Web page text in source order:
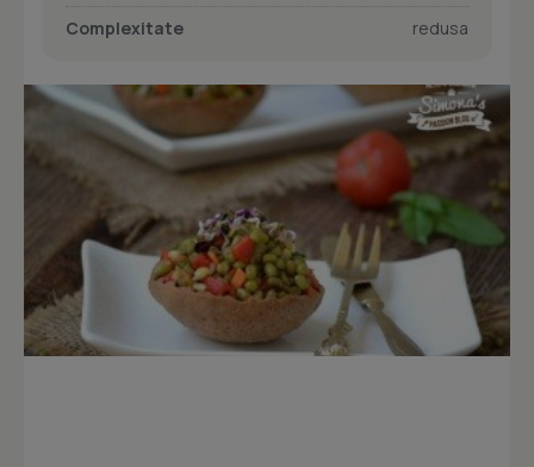
Complexitate
redusa